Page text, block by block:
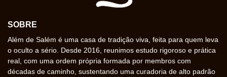
SOBRE
Além de Salém é uma casa de tradição viva, feita para quem leva
o oculto a sério. Desde 2016, reunimos estudo rigoroso e prática
real, com uma ordem própria formada por membros com
décadas de caminho, sustentando uma curadoria de alto padrão